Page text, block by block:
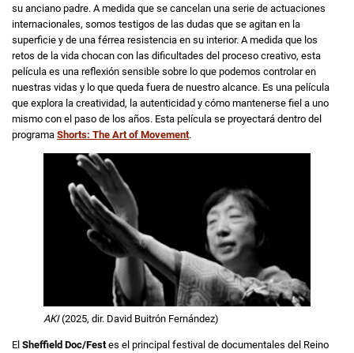
su anciano padre. A medida que se cancelan una serie de actuaciones
internacionales, somos testigos de las dudas que se agitan en la
superficie y de una férrea resistencia en su interior. A medida que los
retos de la vida chocan con las dificultades del proceso creativo, esta
película es una reflexión sensible sobre lo que podemos controlar en
nuestras vidas y lo que queda fuera de nuestro alcance. Es una película
que explora la creatividad, la autenticidad y cómo mantenerse fiel a uno
mismo con el paso de los años. Esta película se proyectará dentro del
programa Shorts: The Art of Movement.
AKI(2025, dir. David Buitrón Fernández)
El Sheffield Doc/Fest es el principal festival de documentales del Reino